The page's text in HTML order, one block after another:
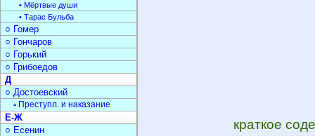
краткое
• Мёртвые души
• Тарас Бульба
○ Гомер
○ Гончаров
○ Горький
○ Грибоедов
Д
○ Достоевский
▫ Преступл. и наказание
Е-Ж
○ Есенин